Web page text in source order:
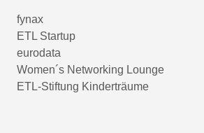
fynax
ETL Startup
eurodata
Women´s Networking Lounge
ETL-Stiftung Kinderträume